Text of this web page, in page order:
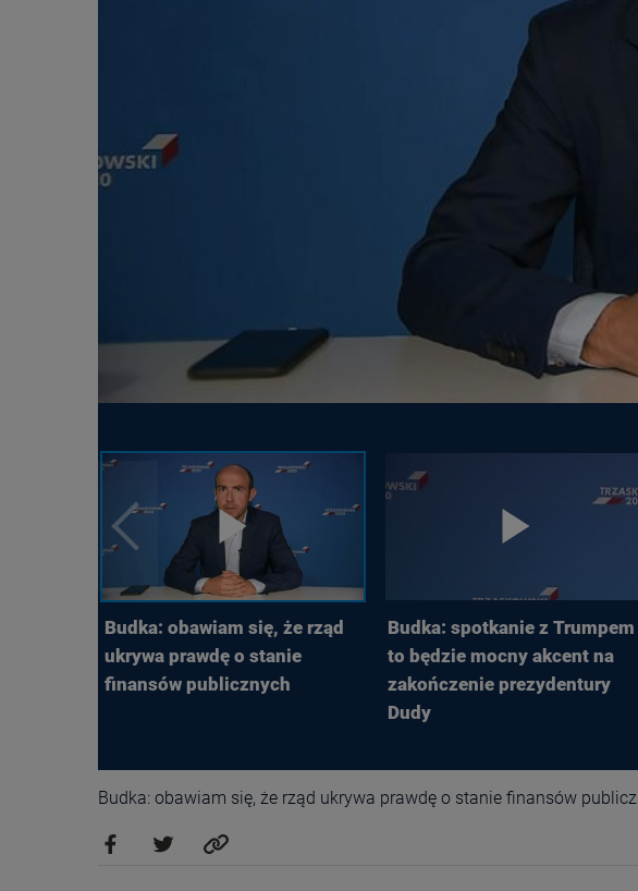
Budka: obawiam się, że rząd
ukrywa prawdę o stanie
finansów publicznych
Budka: spotkanie z Trumpem
to będzie mocny akcent na
zakończenie prezydentury
Dudy
Budka: obawiam się, że rząd ukrywa prawdę o stanie finansów